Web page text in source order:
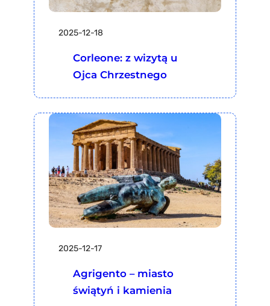
2025-12-18
Corleone: z wizytą u
Ojca Chrzestnego
2025-12-17
Agrigento – miasto
świątyń i kamienia